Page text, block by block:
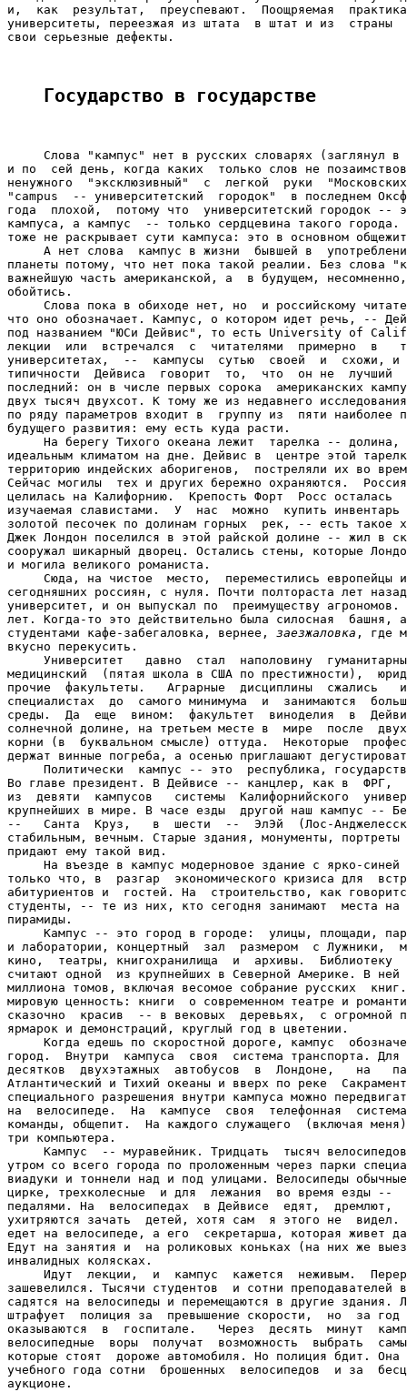
и,  как  результат,  преуспевают.  Поощряемая
университеты, переезжая из штата  в штат и из  страны
свои серьезные дефекты.
Государство в государстве
Слова "кампус" нет в русских словарях (заглянул в
и по  сей день, когда каких  только слов не
ненужного  "эксклюзивный"  с  легкой  руки
"campus  -- университетский  городок"  в последнем
года  плохой,  потому что  университетский городок
кампуса, а кампус  -- только сердцевина такого города.
тоже не раскрывает сути кампуса: это в основном
А нет слова  кампус в жизни  бывшей в
планеты потому, что нет пока такой реалии. Без слова
важнейшую часть американской, а  в будущем,
обойтись.
Слова пока в обиходе нет, но  и российскому
что оно обозначает. Кампус, о котором идет речь, --
под названием "ЮСи Дейвис", то есть University of
лекции  или  встречался  с  читателями  примерно  в
университетах,  --  кампусы  сутью  своей  и  схожи,
типичности  Дейвиса  говорит  то,  что  он не
последний: он в числе первых сорока  американских
двух тысяч двухсот. К тому же из недавнего
по ряду параметров входит в  группу из  пяти наиболее
будущего развития: ему есть куда расти.
На берегу Тихого океана лежит  тарелка -- долина,
идеальным климатом на дне. Дейвис в  центре этой
территорию индейских аборигенов,  постреляли их во
Сейчас могилы  тех и других бережно охраняются.
целилась на Калифорнию.  Крепость Форт  Росс осталась
изучаемая славистами.  У  нас  можно  купить
золотой песочек по долинам горных  рек, -- есть такое
Джек Лондон поселился в этой райской долине -- жил в
сооружал шикарный дворец. Остались стены, которые
и могила великого романиста.
Сюда, на чистое  место,  переместились европейцы
сегодняшних россиян, с нуля. Почти полтораста лет
университет, и он выпускал по  преимуществу
лет. Когда-то это действительно была силосная  башня, а
студентами кафе-забегаловка, вернее, заезжаловка , где
вкусно перекусить.
Университет   давно  стал  наполовину
медицинский  (пятая школа в США по престижности),
прочие  факультеты.   Аграрные  дисциплины  сжались
специалистах  до  самого минимума  и  занимаются
среды.  Да  еще  вином:  факультет  виноделия  в
солнечной долине, на третьем месте в  мире  после
корни (в  буквальном смысле) оттуда.  Некоторые
держат винные погреба, а осенью приглашают
Политически  кампус -- это  республика,
Во главе президент. В Дейвисе -- канцлер, как в  ФРГ,
из  девяти  кампусов   системы  Калифорнийского
крупнейших в мире. В часе езды  другой наш кампус --
--   Санта  Круз,   в  шести  --  ЭлЭй  (Лос-
стабильным, вечным. Старые здания, монументы,
придают ему такой вид.
На въезде в кампус модерновое здание с ярко-синей
только что, в  разгар  экономического кризиса для
абитуриентов и  гостей. На  строительство, как
студенты, -- те из них, кто сегодня занимают  места на
пирамиды.
Кампус -- это город в городе:  улицы, площади,
и лаборатории, концертный  зал  размером  с Лужники,
кино,  театры, книгохранилища  и  архивы.  Библиотеку
считают одной  из крупнейших в Северной Америке. В ней
миллиона томов, включая весомое собрание русских
мировую ценность: книги  о современном театре и
сказочно  красив  -- в вековых  деревьях,  с огромной
ярмарок и демонстраций, круглый год в цветении.
Когда едешь по скоростной дороге, кампус
город.  Внутри  кампуса  своя  система транспорта. Для
десятков  двухэтажных  автобусов  в  Лондоне,   на
Атлантический и Тихий океаны и вверх по реке
специального разрешения внутри кампуса можно
на  велосипеде.  На  кампусе  своя  телефонная
команды, общепит.  На каждого служащего  (включая
три компьютера.
Кампус  -- муравейник. Тридцать  тысяч
утром со всего города по проложенным через парки
виадуки и тоннели над и под улицами. Велосипеды
цирке, трехколесные  и для  лежания  во время езды --
педалями. На  велосипедах  в Дейвисе  едят,  дремлют,
ухитряются зачать  детей, хотя сам  я этого не  видел.
едет на велосипеде, а его  секретарша, которая живет
Едут на занятия и  на роликовых коньках (на них же
инвалидных колясках.
Идут  лекции,  и  кампус  кажется  неживым.
зашевелился. Тысячи студентов  и сотни преподавателей
садятся на велосипеды и перемещаются в другие здания.
штрафует  полиция за  превышение скорости,  но  за год
оказываются  в  госпитале.   Через  десять  минут
велосипедные  воры  получат  возможность  выбрать
которые стоят  дороже автомобиля. Но полиция бдит.
учебного года сотни  брошенных  велосипедов  и за
аукционе.